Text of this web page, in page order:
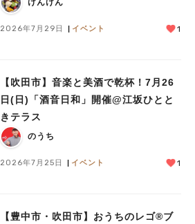
けんけん
2026年7月29日 イベント 1
【吹田市】音楽と美酒で乾杯！7月26
日(日)「酒音日和」開催@江坂ひとと
きテラス
のうち
2026年7月25日 イベント 1
【豊中市・吹田市】おうちのレゴ®ブ